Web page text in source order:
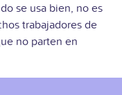
se usa bien, no es
trabajadores de
no parten en